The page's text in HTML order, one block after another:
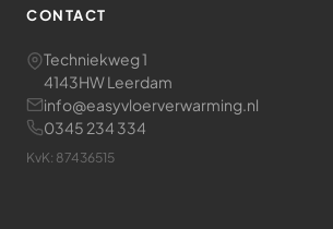
CONTACT
Techniekweg 1
4143HW Leerdam
info@easyvloerverwarming.nl
0345 234 334
KvK: 87436515